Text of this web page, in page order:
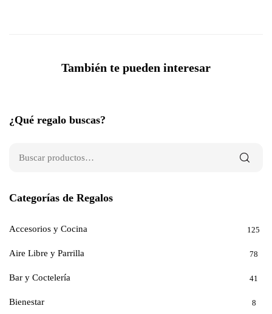
También te pueden interesar
¿Qué regalo buscas?
Categorías de Regalos
Accesorios y Cocina 125
Aire Libre y Parrilla 78
Bar y Coctelería 41
Bienestar 8